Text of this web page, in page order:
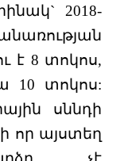
2018-
է 8 տոկոս,
10 տոկոս:
սննդի
որ այստեղ